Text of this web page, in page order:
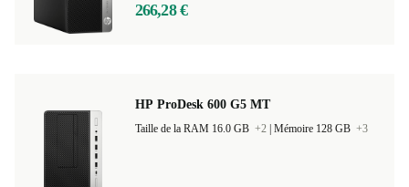
266,28 €
HP ProDesk 600 G5 MT
Taille de la RAM 16.0 GB +2 Mémoire 128 GB +3